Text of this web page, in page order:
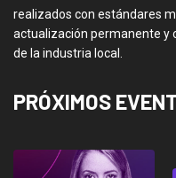
realizados con estándares
actualización permanente y
de la industria local.
PRÓXIMOS